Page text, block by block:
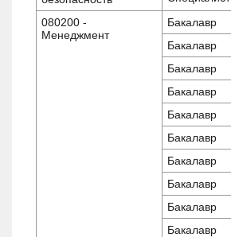
080200 -
Менеджмент
Бакалавр
Бакалавр
Бакалавр
Бакалавр
Бакалавр
Бакалавр
Бакалавр
Бакалавр
Бакалавр
Бакалавр